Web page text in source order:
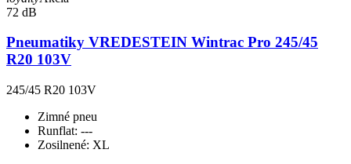
72 dB
Pneumatiky VREDESTEIN Wintrac Pro 245/45
R20 103V
245/45 R20 103V
Zimné pneu
Runflat: ---
Zosilnené: XL